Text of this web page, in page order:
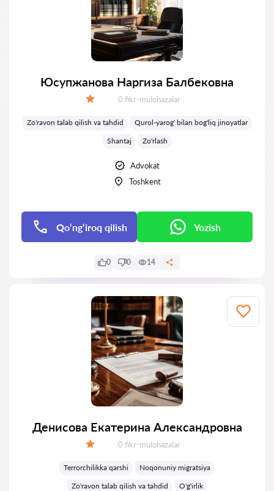
Юсупжанова Наргиза Балбековна
Fikrlar:
0 fikr-mulohazalar
Zo'ravon talab qilish va tahdid
Qurol-yarog' bilan bog'liq jinoyatlar
Shantaj
Zo'rlash
Advokat
Toshkent
Qo‘ng‘iroq qilish Yozish
0 0 14
Денисова Екатерина Александровна
Fikrlar:
0 fikr-mulohazalar
Terrorchilikka qarshi
Noqonuniy migratsiya
Zo'ravon talab qilish va tahdid
O'g'irlik